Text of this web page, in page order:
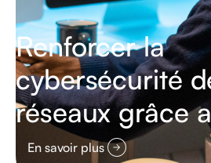
Renforcer la
cybersécurité
réseaux grâce
En savoir plus